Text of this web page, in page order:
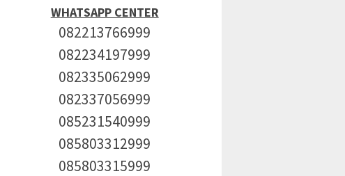
WHATSAPP CENTER
082213766999
082234197999
082335062999
082337056999
085231540999
085803312999
085803315999